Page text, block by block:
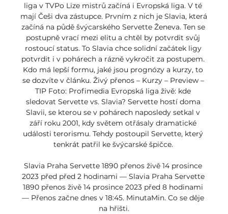
liga v TVPo Lize mistrů začíná i Evropská liga. V té
mají Češi dva zástupce. Prvním z nich je Slavia, která
začíná na půdě švýcarského Servette Ženeva. Ten se
postupně vrací mezi elitu a chtěl by potvrdit svůj
rostoucí status. To Slavia chce solidní začátek ligy
potvrdit i v pohárech a rázně vykročit za postupem.
Kdo má lepší formu, jaké jsou prognózy a kurzy, to
se dozvíte v článku. Živý přenos – Kurzy – Preview –
TIP Foto: Profimedia Evropská liga živě: kde
sledovat Servette vs. Slavia? Servette hostí doma
Slavii, se kterou se v pohárech naposledy setkal v
září roku 2001, kdy světem otřásaly dramatické
události terorismu. Tehdy postoupil Servette, který
tenkrát patřil ke švýcarské špičce.
Slavia Praha Servette 1890 přenos živě 14 prosince
2023 před před 2 hodinami — Slavia Praha Servette
1890 přenos živě 14 prosince 2023 před 8 hodinami
— Přenos začne dnes v 18:45. MinutaMin. Co se děje
na hřišti.